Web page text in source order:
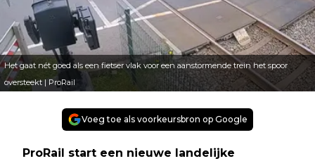
Het gaat nét goed als een fietser vlak voor een aanstormende trein het spoor
oversteekt | ProRail
Voeg toe als voorkeursbron op Google
ProRail start een nieuwe landelijke